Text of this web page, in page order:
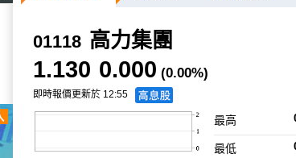
01118 高力集團
1.130 0.000 (0.00%)
即時報價更新於 12:55
最高
最低